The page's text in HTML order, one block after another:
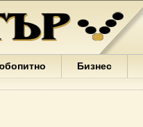
Бизнес